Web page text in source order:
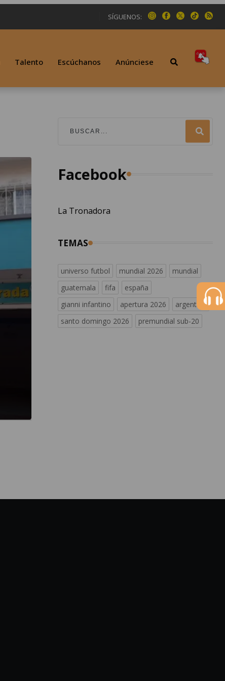
SÍGUENOS:
Talento Escúchanos Anúnciese
Facebook
La Tronadora
TEMAS
universo futbol mundial 2026
mundial
guatemala
fifa
españa
gianni infantino
apertura 2026
argentina
santo domingo 2026
premundial sub-20